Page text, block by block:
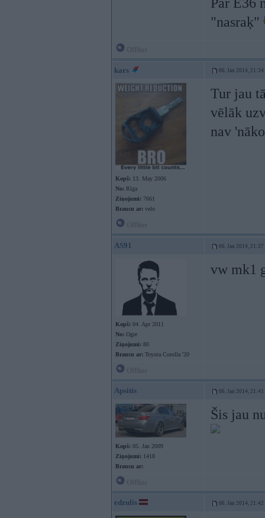
"nasraķ"
kars 06. Jan 2014, 21:34
Kopš: 13. May 2006
No: Rīga
Ziņojumi: 7661
Braucu ar: velo
Tur jau
vēlāk
nav
AS91 06. Jan 2014, 21:37
Kopš: 04. Apr 2011
No: Ogre
Ziņojumi: 80
Braucu ar: Toyota Corolla '20
vw mk1
Apsitis 06. Jan 2014, 21:41
Kopš: 05. Jan 2009
Ziņojumi: 1418
Braucu ar:
Šis jau
edzulis 06. Jan 2014, 21:42